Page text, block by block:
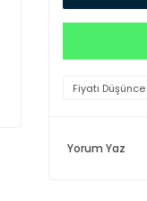
Fiyatı
Yorum Yaz